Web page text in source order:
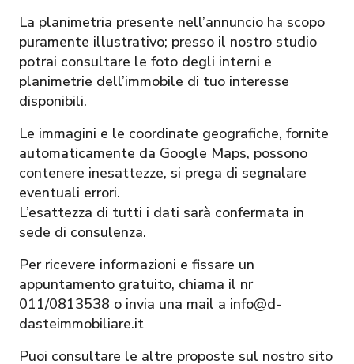
La planimetria presente nell’annuncio ha scopo
puramente illustrativo; presso il nostro studio
potrai consultare le foto degli interni e
planimetrie dell’immobile di tuo interesse
disponibili.
Le immagini e le coordinate geografiche, fornite
automaticamente da Google Maps, possono
contenere inesattezze, si prega di segnalare
eventuali errori.
L’esattezza di tutti i dati sarà confermata in
sede di consulenza.
Per ricevere informazioni e fissare un
appuntamento gratuito, chiama il nr
011/0813538 o invia una mail a info@d-
dasteimmobiliare.it
Puoi consultare le altre proposte sul nostro sito